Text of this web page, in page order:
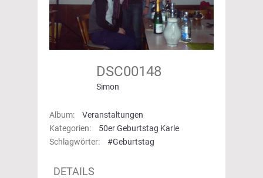
DSC00148
Simon
Album:
Veranstaltungen
Kategorien:
50er Geburtstag Karle
Schlagwörter:
#Geburtstag
DETAILS